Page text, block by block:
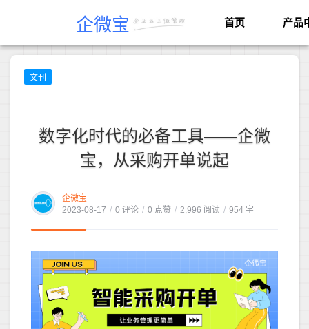
企微宝 首页 产品
文刊
数字化时代的必备工具——企微
宝，从采购开单说起
企微宝
2023-08-17 / 0 评论 / 0 点赞 / 2,996 阅读 / 954 字